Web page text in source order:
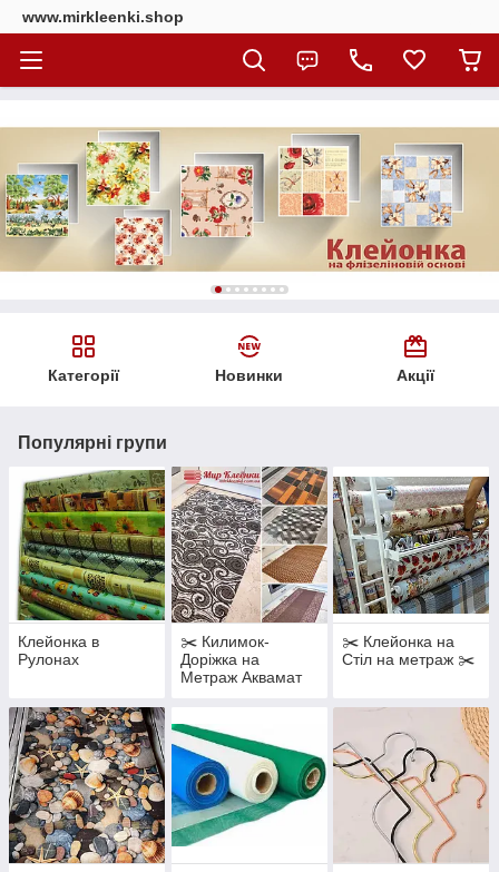
www.mirkleenki.shop
Категорії Новинки Акції
Популярні групи
Клейонка в
Рулонах
✂️ Килимок-
Доріжка на
Метраж Аквамат
✂️ Клейонка на
Стіл на метраж ✂️